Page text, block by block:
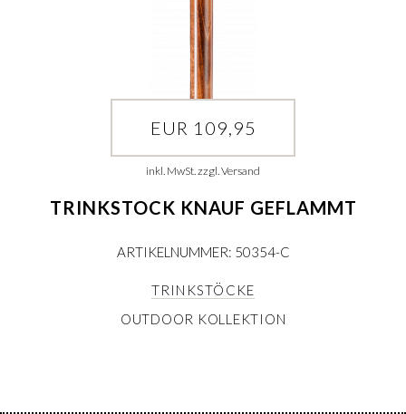
EUR 109,95
inkl. MwSt. zzgl. Versand
TRINKSTOCK KNAUF GEFLAMMT
ARTIKELNUMMER: 50354-C
TRINKSTÖCKE
OUTDOOR KOLLEKTION